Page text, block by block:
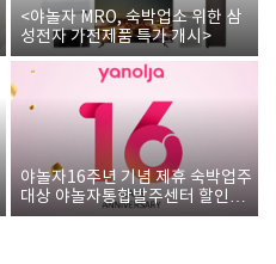
<야놀자 MRO, 숙박업소 위한 삼
성전자 가전제품 특가 개시>
야놀자16주년 기념 제휴 숙박업주
대상 야놀자통합발주센터 할인쿠
폰 증정